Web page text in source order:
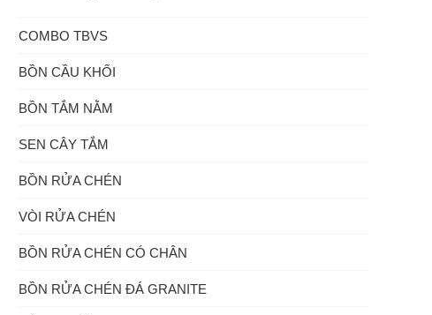
COMBO TBVS
BỒN CẦU KHỐI
BỒN TẮM NẰM
SEN CÂY TẮM
BỒN RỬA CHÉN
VÒI RỬA CHÉN
BỒN RỬA CHÉN CÓ CHÂN
BỒN RỬA CHÉN ĐÁ GRANITE